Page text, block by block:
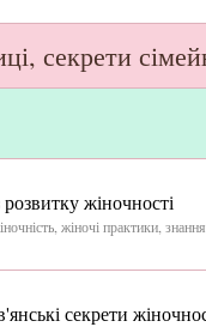
секрети
жіночності
жіночі практики,
секрети